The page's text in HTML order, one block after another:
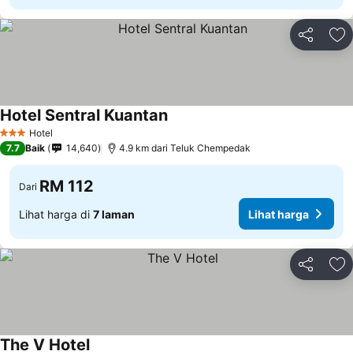
Kongsi
3 BintangHotel
Hotel Sentral KuantanLihat harga
7.7 Baik 14,640 4.9 km dari Teluk Chempedak
Dari RM 112
Lihat harga di 7 laman Lihat harga
Kongsi
The V Hotel